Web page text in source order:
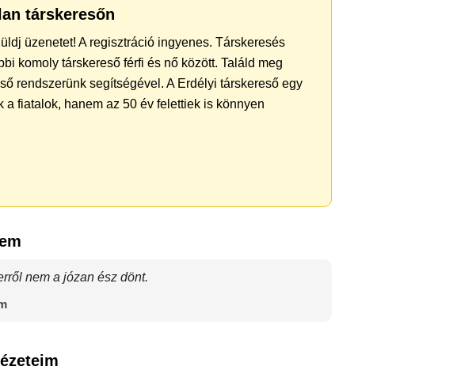
társkeresőn
üzenetet! A regisztráció ingyenes. Társkeresés
komoly társkereső férfi és nő között. Találd meg
rendszerünk segítségével. A Erdélyi társkereső egy
fiatalok, hanem az 50 év felettiek is könnyen
nem a józan ész dönt.